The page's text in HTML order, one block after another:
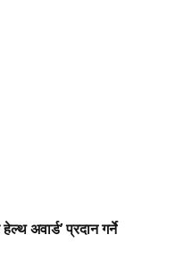
अवार्ड’ प्रदान गर्ने